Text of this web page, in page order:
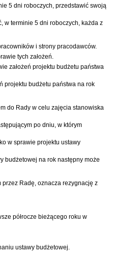
5 dni roboczych, przedstawić swoją
w terminie 5 dni roboczych, każda z
i strony pracodawców.
tych założeń.
założeń projektu budżetu państwa
projektu budżetu państwa na rok
do Rady w celu zajęcia stanowiska
po dniu, w którym
w sprawie projektu ustawy
budżetowej na rok następny może
Radę, oznacza rezygnację z
półrocze bieżącego roku w
ustawy budżetowej.